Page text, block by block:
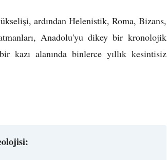
ardından Helenistik, Roma, Bizans,
Anadolu'yu dikey bir kronolojik
kazı alanında binlerce yıllık kesintisiz